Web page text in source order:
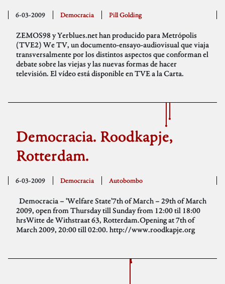
6-03-2009 Democracia Pill Golding
ZEMOS98 y Yerblues.net han producido para Metrópolis
(TVE2) We TV, un documento-ensayo-audiovisual que viaja
transversalmente por los distintos aspectos que conforman el
debate sobre las viejas y las nuevas formas de hacer
televisión. El vídeo está disponible en TVE a la Carta.
Democracia. Roodkapje,
Rotterdam.
6-03-2009 Democracia Autobombo
Democracia – ‘Welfare State’7th of March – 29th of March
2009, open from Thursday till Sunday from 12:00 til 18:00
hrsWitte de Withstraat 63, Rotterdam.Opening at 7th of
March 2009, 20:00 till 02:00. http://www.roodkapje.org